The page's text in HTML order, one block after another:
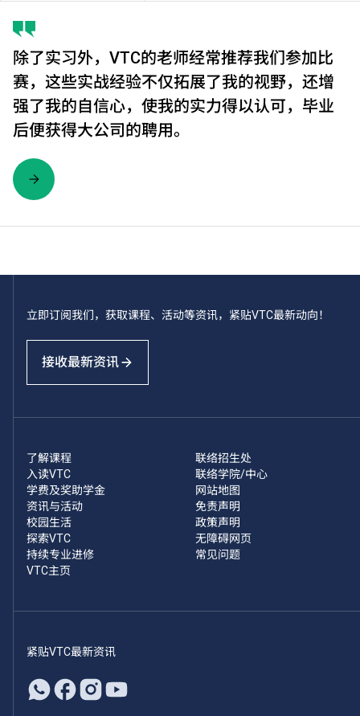
除了实习外，VTC的老师经常推荐我们参加比
赛，这些实战经验不仅拓展了我的视野，还增
强了我的自信心，使我的实力得以认可，毕业
后便获得大公司的聘用。
立即订阅我们，获取课程、活动等资讯，紧贴VTC最新动向！
接收最新资讯
了解课程
入读VTC
学费及奖助学金
资讯与活动
校园生活
探索VTC
持续专业进修
VTC主页
联络招生处
联络学院/中心
网站地图
免责声明
政策声明
无障碍网页
常见问题
紧贴VTC最新资讯